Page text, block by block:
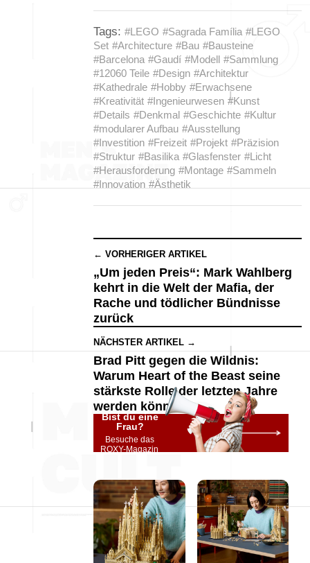
Tags: #LEGO #Sagrada Família #LEGO
Set #Architecture #Bau #Bausteine
#Barcelona #Gaudí #Modell #Sammlung
#12060 Teile #Design #Architektur
#Kathedrale #Hobby #Erwachsene
#Kreativität #Ingenieurwesen #Kunst
#Details #Denkmal #Geschichte #Kultur
#modularer Aufbau #Ausstellung
#Investition #Freizeit #Projekt #Präzision
#Struktur #Basilika #Glasfenster #Licht
#Herausforderung #Montage #Sammeln
#Innovation #Ästhetik
← VORHERIGER ARTIKEL
„Um jeden Preis“: Mark Wahlberg
kehrt in die Welt der Mafia, der
Rache und tödlicher Bündnisse
zurück
NÄCHSTER ARTIKEL →
Brad Pitt gegen die Wildnis:
Warum Heart of the Beast seine
stärkste Rolle der letzten Jahre
werden könnte
Bist du eine
Frau?
Besuche das
ROXY-Magazin